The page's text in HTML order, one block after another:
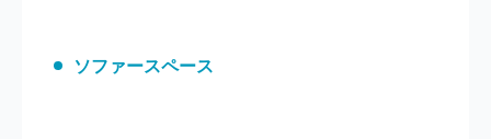
ソファースペース